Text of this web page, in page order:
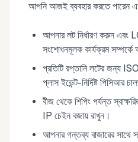
আপনি আজই ব্যবহার করতে পারেন
আপনার লট নির্ধারণ করুন এবং
সংশোধনমূলক কার্যক্রম
প্রতিটি রপ্তানি লটের জন্য
প্লাস ইভেন্ট-নির্দিষ্ট পিসিআর
বীজ থেকে শিপিং পর্যন্ত
IP চেইন বজায় রাখুন।
আপনার গন্তব্য বাজারের সাথে